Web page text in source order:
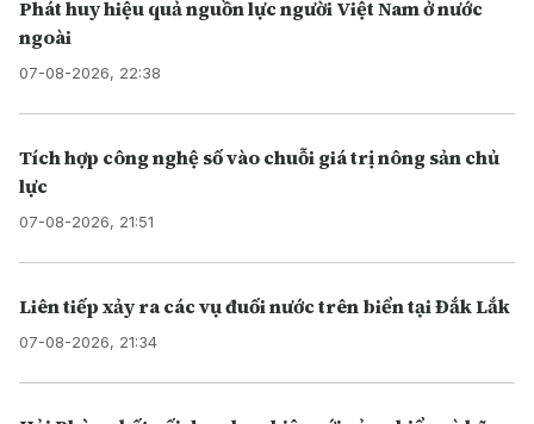
Phát huy hiệu quả nguồn lực người Việt Nam ở nước
ngoài
07-08-2026, 22:38
Tích hợp công nghệ số vào chuỗi giá trị nông sản chủ
lực
07-08-2026, 21:51
Liên tiếp xảy ra các vụ đuối nước trên biển tại Đắk Lắk
07-08-2026, 21:34